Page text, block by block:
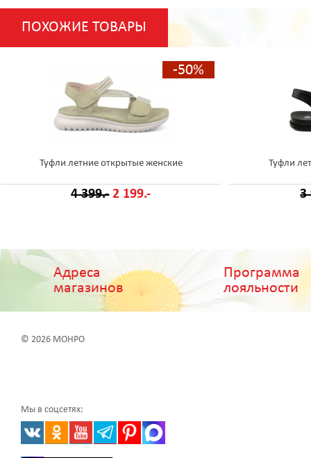
ПОХОЖИЕ ТОВАРЫ
-50%
Туфли летние открытые женские
4 399.- 2 199.-
Туфли
3
Адреса
магазинов
Программа
лояльности
© 2026 МОНРО
Мы в соцсетях: